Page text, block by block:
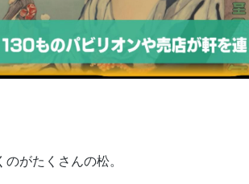
がたくさんの松。